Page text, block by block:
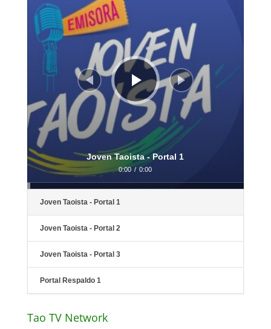
Joven Taoista - Portal 1
0:00 / 0:00
Joven Taoista - Portal 1
Joven Taoista - Portal 2
Joven Taoista - Portal 3
Portal Respaldo 1
Tao TV Network